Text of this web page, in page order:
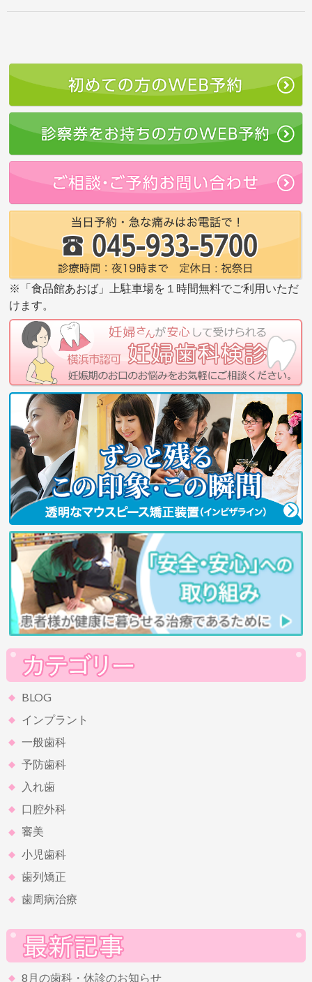
ョ
※「食品館あおば」上駐車場を１時間無料でご利用いただ
けます。
BLOG
インプラント
一般歯科
予防歯科
入れ歯
口腔外科
審美
小児歯科
歯列矯正
歯周病治療
8月の歯科・休診のお知らせ